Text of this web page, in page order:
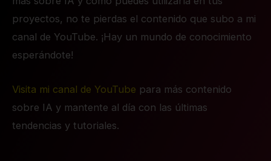
proyectos, no te pierdas el contenido que subo a mi
canal de YouTube. ¡Hay un mundo de conocimiento
esperándote!
Visita mi canal de YouTube para más contenido
sobre IA y mantente al día con las últimas
tendencias y tutoriales.